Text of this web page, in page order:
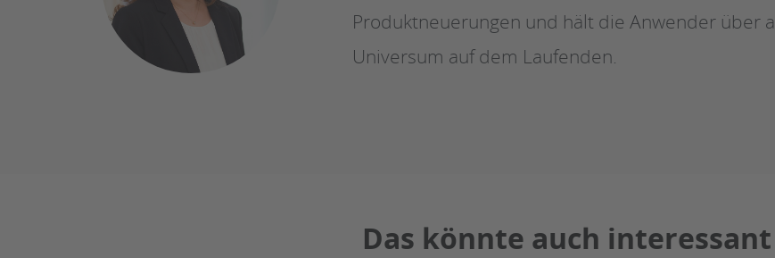
Produktneuerungen und hält die Anwender über
Universum auf dem Laufenden.
Das könnte auch